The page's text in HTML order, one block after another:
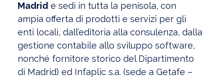
Madrid e sedi in tutta la penisola, con
ampia offerta di prodotti e servizi per gli
enti locali, dall’editoria alla consulenza, dalla
gestione contabile allo sviluppo software,
nonché fornitore storico del Dipartimento
di Madrid) ed Infaplic s.a. (sede a Getafe –